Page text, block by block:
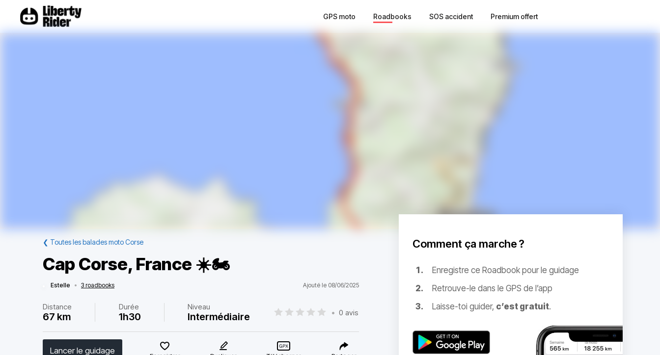
GPS moto Roadbooks SOS accident Premium offert
❮ Toutes les balades moto Corse
Cap Corse, France ☀️🏍️
Estelle • 3 roadbooks Ajouté le 08/06/2025
Distance
67 km
Durée
1h30
Niveau
Intermédiaire • 0 avis
Lancer le guidage
Comment ça marche ?
Enregistre ce Roadbook pour le guidage
Retrouve-le dans le GPS de l’app
Laisse-toi guider, c’est gratuit.